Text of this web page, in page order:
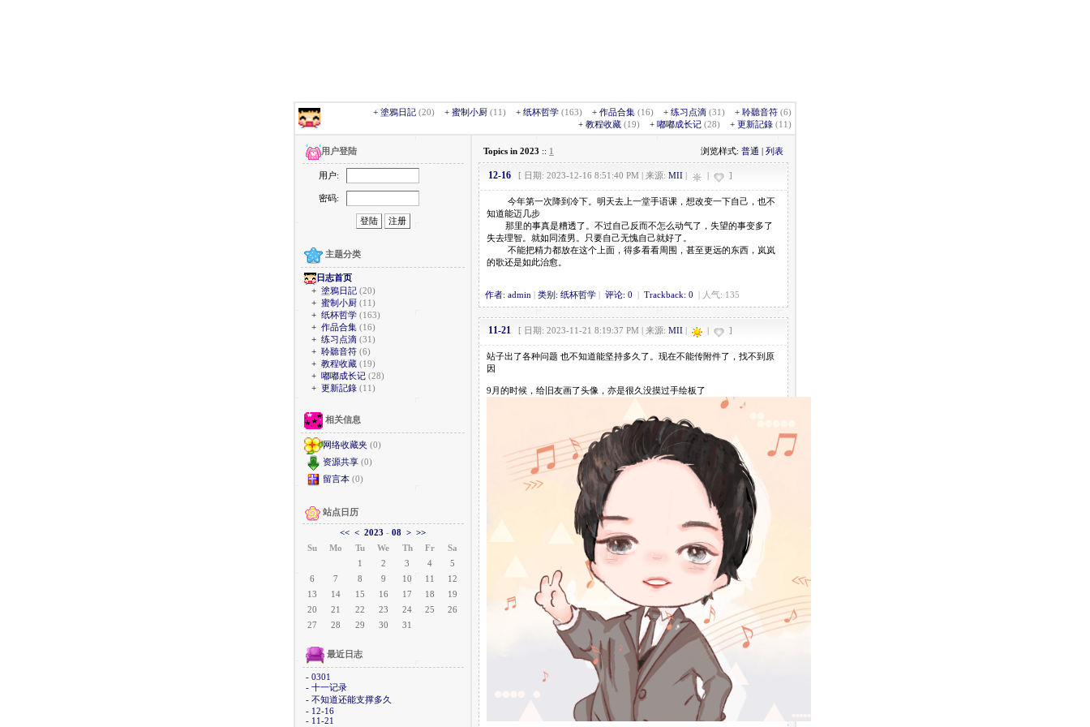
+ 塗鴉日記 (20) + 蜜制小厨 (11) + 纸杯哲学 (163) + 作品合集 (16) + 练习点滴 (31) + 聆聽音符 (6)
+ 教程收藏 (19) + 嘟嘟成长记 (28) + 更新記錄 (11)
用户登陆
用户:
密码:
主题分类
日志首页
+ 塗鴉日記 (20)
+ 蜜制小厨 (11)
+ 纸杯哲学 (163)
+ 作品合集 (16)
+ 练习点滴 (31)
+ 聆聽音符 (6)
+ 教程收藏 (19)
+ 嘟嘟成长记 (28)
+ 更新記錄 (11)
相关信息
网络收藏夹 (0)
资源共享 (0)
留言本 (0)
站点日历
<< < 2023 - 08 > >>
Su
Mo Tu We Th Fr
Sa
1
2 3 4
5
6
7 8 9 10 11
12
13
14 15 16 17 18
19
20
21 22 23 24 25
26
27
28 29 30 31
最近日志
- 0301
- 十一记录
- 不知道还能支撑多久
- 12-16
- 11-21
Topics in 2023 :: 1 浏览样式: 普通 | 列表
12-16 [ 日期: 2023-12-16 8:51:40 PM | 来源: MII | | ]
今年第一次降到冷下。明天去上一堂手语课，想改变一下自己，也不
知道能迈几步
那里的事真是糟透了。不过自己反而不怎么动气了，失望的事变多了
失去理智。就如同渣男。只要自己无愧自己就好了。
不能把精力都放在这个上面，得多看看周围，甚至更远的东西，岚岚
的歌还是如此治愈。
作者: admin | 类别: 纸杯哲学 | 评论: 0 | Trackback: 0 | 人气: 135
11-21 [ 日期: 2023-11-21 8:19:37 PM | 来源: MII | | ]
站子出了各种问题 也不知道能坚持多久了。现在不能传附件了，找不到原
因
9月的时候，给旧友画了头像，亦是很久没摸过手绘板了